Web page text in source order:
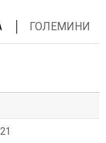
ГОЛЕМИНИ